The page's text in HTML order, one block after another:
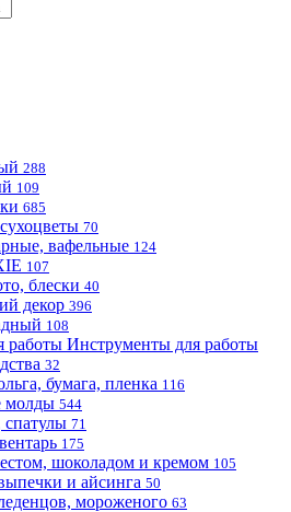
288
109
685
70
вафельные 124
107
блески 40
декор 396
108
Инструменты для работы
32
бумага, пленка 116
молды 544
спатулы 71
175
шоколадом и кремом 105
и айсинга 50
мороженого 63